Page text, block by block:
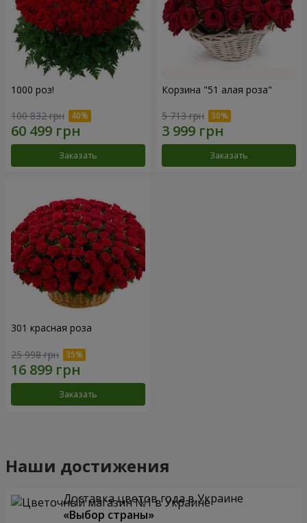
1000 роз!
100 832 грн
Заказать
Корзина "51 алая роза"
5 713 грн
Заказать
301 красная роза
25 998 грн
Заказать
Наши достижения
Доставка цветов года в Украине
«Выбор страны»